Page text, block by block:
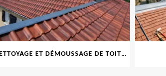
NETTOYAGE ET DÉMOUSSAGE DE TOITURE ET FAÇADE 69